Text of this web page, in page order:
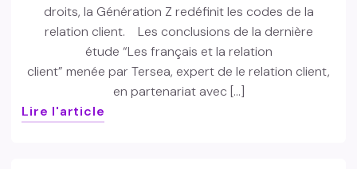
droits, la Génération Z redéfinit les codes de la
relation client. Les conclusions de la dernière
étude “Les français et la relation
client” menée par Tersea, expert de le relation client,
en partenariat avec […]
Lire l'article